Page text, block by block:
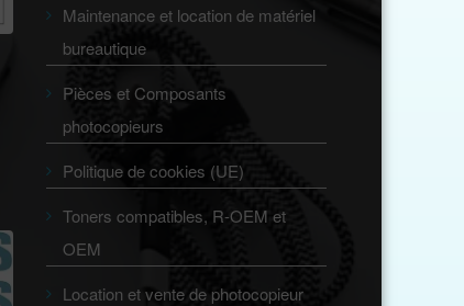
Maintenance et location de matériel
bureautique
Pièces et Composants
photocopieurs
Politique de cookies (UE)
Toners compatibles, R-OEM et
OEM
Location et vente de photocopieur